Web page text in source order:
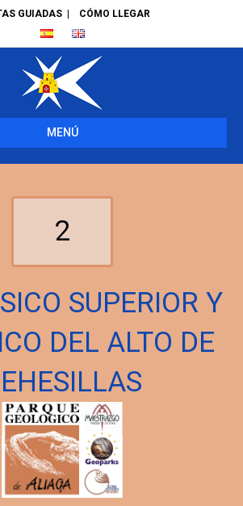
GUIADAS CÓMO LLEGAR
MENÚ
2
SUPERIOR Y
DEL ALTO DE